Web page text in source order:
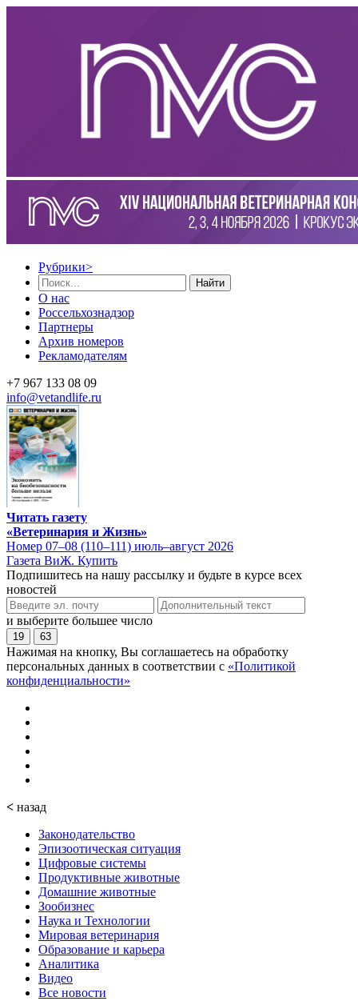
Рубрики>
Найти
О нас
Россельхознадзор
Партнеры
Архив номеров
Рекламодателям
+7 967 133 08 09
info@vetandlife.ru
Читать газету
«Ветеринария и Жизнь»
Номер 07–08 (110–111) июль–август 2026
Газета ВиЖ. Купить
Подпишитесь на нашу рассылку и будьте в курсе всех
новостей
и выберите большее число
19 63
Нажимая на кнопку, Вы соглашаетесь на обработку
персональных данных в соответствии с «Политикой
конфиденциальности»
< назад
Законодательство
Эпизоотическая ситуация
Цифровые системы
Продуктивные животные
Домашние животные
Зообизнес
Наука и Технологии
Мировая ветеринария
Образование и карьера
Аналитика
Видео
Все новости